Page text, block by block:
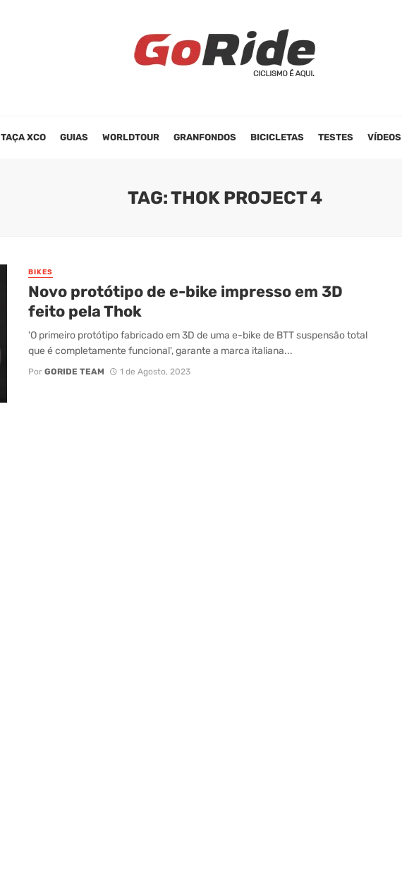
TAÇA XCO GUIAS WORLDTOUR GRANFONDOS BICICLETAS TESTES VÍDEOS
TAG: THOK PROJECT 4
BIKES
Novo protótipo de e-bike impresso em 3D
feito pela Thok
'O primeiro protótipo fabricado em 3D de uma e-bike de BTT suspensão total
que é completamente funcional', garante a marca italiana...
Por GORIDE TEAM 1 de Agosto, 2023